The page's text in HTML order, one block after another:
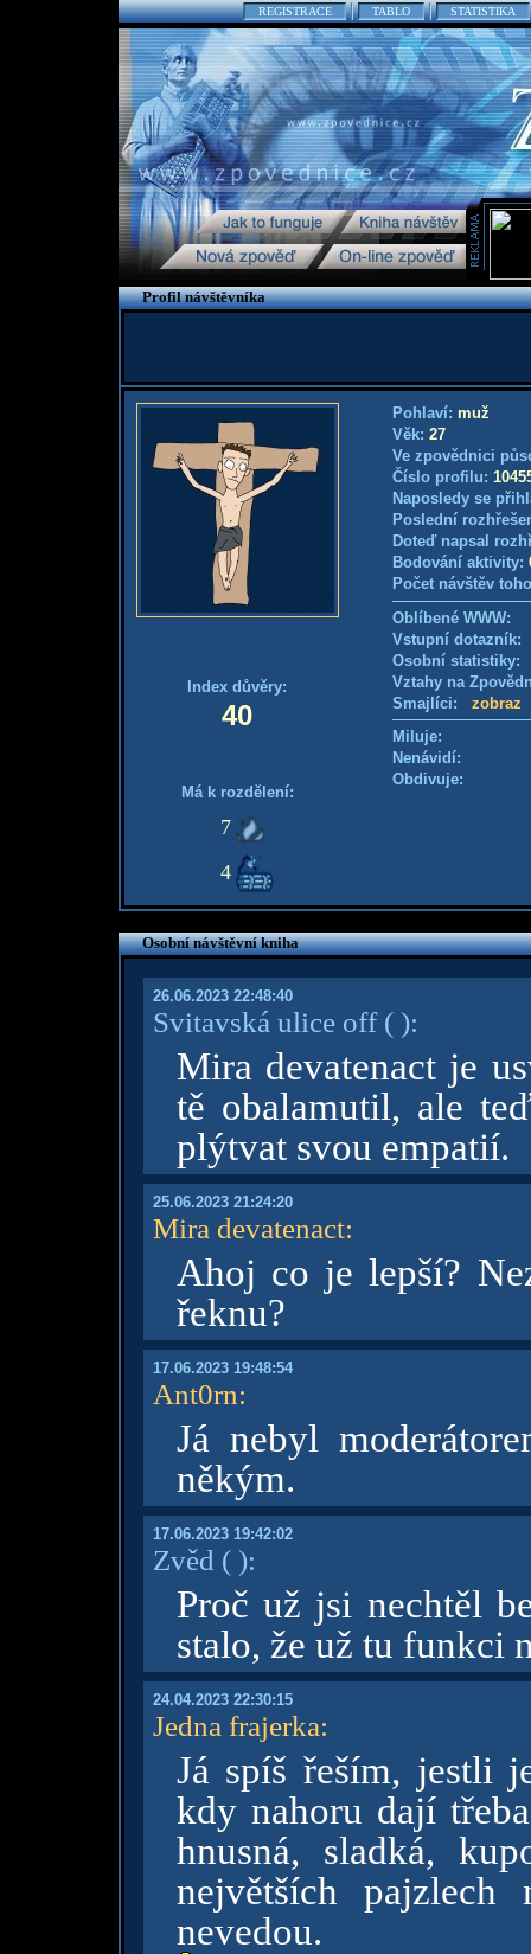
REGISTRACE TABLO STATISTIKA
Profil návštěvníka
Index důvěry:
40
Má k rozdělení:
7
4
Pohlaví: muž
Věk: 27
Ve zpovědnici
Číslo profilu:
Naposledy se
Poslední
Doteď napsal
Bodování aktivity:
Počet návštěv
Oblíbené WWW:
Vstupní
Osobní
Vztahy na
Smajlíci: zobraz
Miluje:
Nenávidí:
Obdivuje:
Osobní návštěvní kniha
26.06.2023 22:48:40
Svitavská ulice off( ):
Mira devatenact je
tě obalamutil, ale
plýtvat svou empatií.
25.06.2023 21:24:20
Mira devatenact:
Ahoj co je lepší?
řeknu?
17.06.2023 19:48:54
Ant0rn:
Já nebyl
někým.
17.06.2023 19:42:02
Zvěd ( ):
Proč už jsi nechtěl
stalo, že už tu funkci
24.04.2023 22:30:15
Jedna frajerka:
Já spíš řeším, jestli
kdy nahoru dají
hnusná, sladká,
největších pajzlech
nevedou.